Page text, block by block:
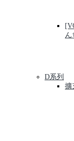
ん
D系列
擴